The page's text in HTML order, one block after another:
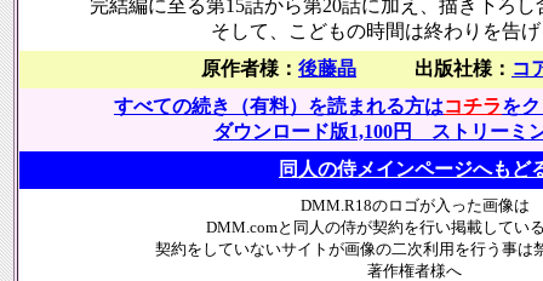
完結編に至る第15話から第20話に加え、描き下ろ
そして、こどもの時間は終わりを告
原作者様： 後藤晶 出版社様： コ
すべての続き（有料）を読まれる方はコチラを
ダウンロード版1,100円 ストリーミ
同人の侍メインページへもど
DMM.R18のロゴが入った画像は
DMM.comと同人の侍が契約を行い掲載してい
契約をしていないサイトが画像の二次利用を行う事は
著作権者様へ